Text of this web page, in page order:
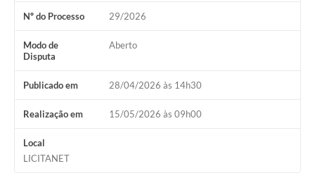
Arquivos para Download
Jornal
RH Meu Holerite
Portal MROSC
Publicações MROSC
Mananciais Tapirenses
Nº do Processo 29/2026
Modo de
Disputa
Aberto
Publicado em 28/04/2026 às 14h30
Realização em 15/05/2026 às 09h00
Local
LICITANET